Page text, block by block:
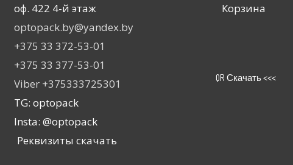
оф. 422 4-й этаж
optopack.by@yandex.by
+375 33 372-53-01
+375 33 377-53-01
Viber +375333725301
TG: optopack
Insta: @optopack
Реквизиты скачать
Корзина
QR Скачать <<<